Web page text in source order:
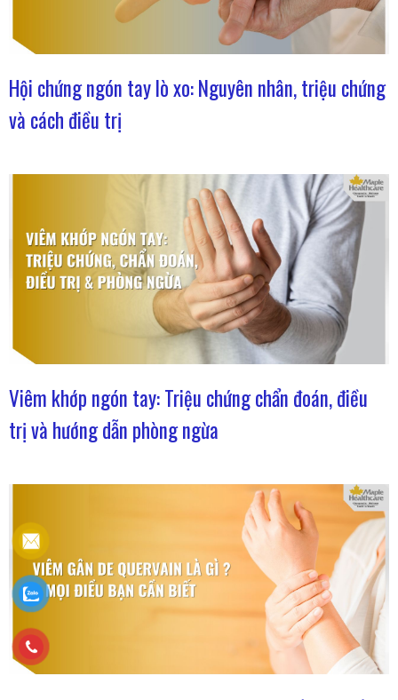
Hội chứng ngón tay lò xo: Nguyên nhân, triệu chứng
và cách điều trị
Viêm khớp ngón tay: Triệu chứng chẩn đoán, điều
trị và hướng dẫn phòng ngừa